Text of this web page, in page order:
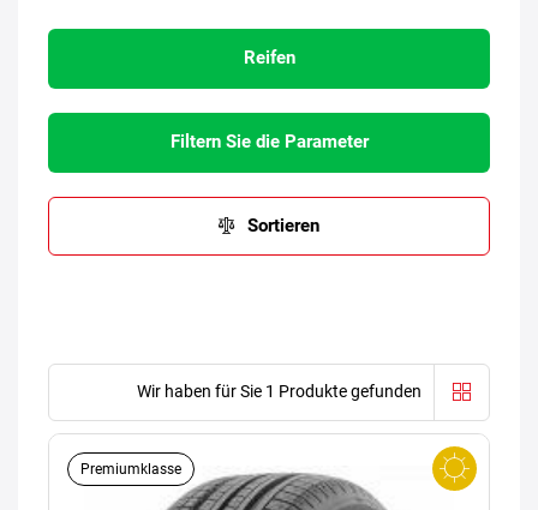
Reifen
Filtern Sie die Parameter
Sortieren
Wir haben für Sie 1 Produkte gefunden
Premiumklasse